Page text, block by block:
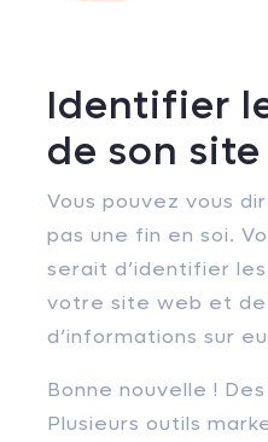
Identifier
de son site
Vous pouvez vous
pas une fin en soi.
serait d’identifier
votre site web et de
d’informations sur
Bonne nouvelle !
Plusieurs outils